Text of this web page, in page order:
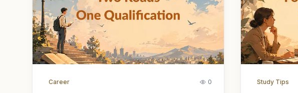
Career 0 Study Tips